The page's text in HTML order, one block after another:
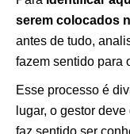
serem colocados
antes de tudo,
fazem sentido para
Esse processo é
lugar, o gestor
faz sentido ser